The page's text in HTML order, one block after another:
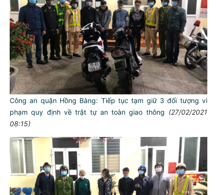
Công an quận Hồng Bàng: Tiếp tục tạm giữ 3 đối tượng vi
phạm quy định về trật tự an toàn giao thông (27/02/2021
08:15)